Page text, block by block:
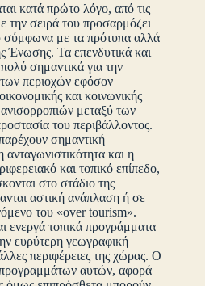
κατά πρώτο λόγο, από τις
την σειρά του προσαρμόζει
σύμφωνα με τα πρότυπα αλλά
Ένωσης. Τα επενδυτικά και
σημαντικά για την
περιοχών εφόσον
και κοινωνικής
μεταξύ των
του περιβάλλοντος.
σημαντική
και η
και τοπικό επίπεδο,
στο στάδιο της
αστική ανάπλαση ή σε
του «over tourism».
ενεργά τοπικά προγράμματα
ευρύτερη γεωγραφική
περιφέρειες της χώρας. Ο
αυτών, αφορά